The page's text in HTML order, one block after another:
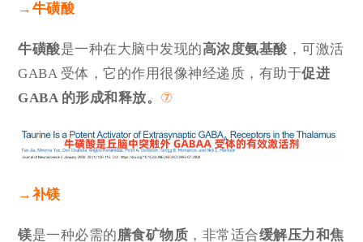
→ 牛磺酸
牛磺酸是一种在大脑中发现的高浓度氨基酸 ，可激活
GABA 受体，它的作用很像神经递质，有助于促进
GABA 的形成和释放。 ⑦
→ 补镁
镁是一种必需的膳食矿物质 ，非常适合缓解压力和焦